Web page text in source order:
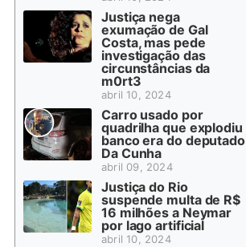
Justiça nega
exumação de Gal
Costa, mas pede
investigação das
circunstâncias da
m0rt3
abril 10, 2024
Carro usado por
quadrilha que explodiu
banco era do deputado
Da Cunha
abril 09, 2024
Justiça do Rio
suspende multa de R$
16 milhões a Neymar
por lago artificial
abril 10, 2024